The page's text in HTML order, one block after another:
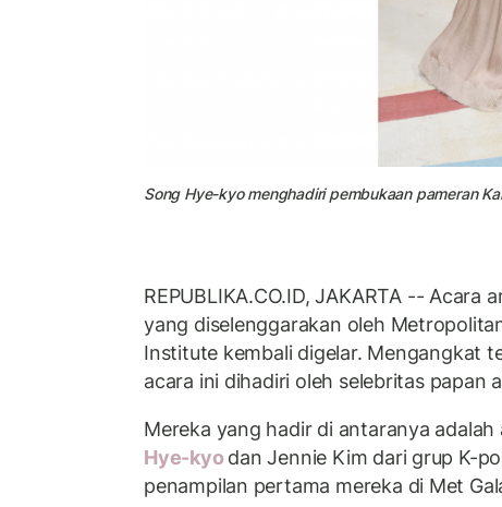
Song Hye-kyo menghadiri pembukaan pameran
REPUBLIKA.CO.ID, JAKARTA -- Acara
yang diselenggarakan oleh
Institute kembali digelar. Mengangkat
acara ini dihadiri oleh selebritas papan
Mereka yang hadir di antaranya adalah
Hye-kyodan Jennie Kim dari grup K-
penampilan pertama mereka di Met